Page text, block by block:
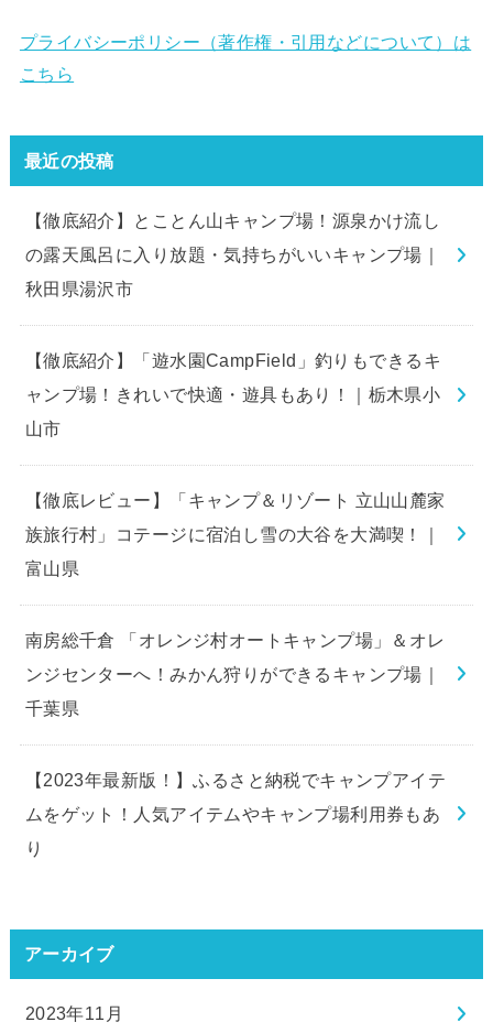
プライバシーポリシー（著作権・引用などについて）は
こちら
最近の投稿
【徹底紹介】とことん山キャンプ場！源泉かけ流し
の露天風呂に入り放題・気持ちがいいキャンプ場｜
秋田県湯沢市
【徹底紹介】「遊水園CampField」釣りもできるキ
ャンプ場！きれいで快適・遊具もあり！｜栃木県小
山市
【徹底レビュー】「キャンプ＆リゾート 立山山麓家
族旅行村」コテージに宿泊し雪の大谷を大満喫！｜
富山県
南房総千倉 「オレンジ村オートキャンプ場」＆オレ
ンジセンターへ！みかん狩りができるキャンプ場｜
千葉県
【2023年最新版！】ふるさと納税でキャンプアイテ
ムをゲット！人気アイテムやキャンプ場利用券もあ
り
アーカイブ
2023年11月